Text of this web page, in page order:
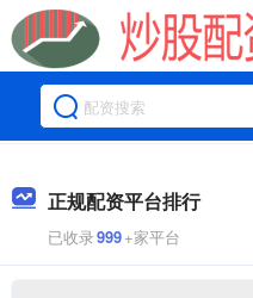
正规配资平台排行
已收录999+家平台